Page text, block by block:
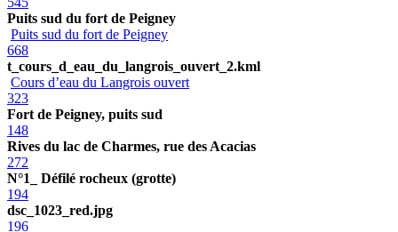
Puits sud du fort de Peigney
Puits sud du fort de Peigney
668
t_cours_d_eau_du_langrois_ouvert_2.kml
Cours d’eau du Langrois ouvert
323
Fort de Peigney, puits sud
148
Rives du lac de Charmes, rue des Acacias
272
N°1_ Défilé rocheux (grotte)
194
dsc_1023_red.jpg
196